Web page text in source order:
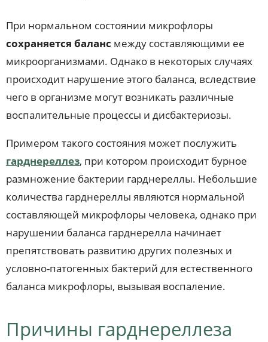
При нормальном состоянии микрофлоры
сохраняется баланс между составляющими ее
микроорганизмами. Однако в некоторых случаях
происходит нарушение этого баланса, вследствие
чего в организме могут возникать различные
воспалительные процессы и дисбактериозы.
Примером такого состояния может послужить
гарднереллез, при котором происходит бурное
размножение бактерии гарднереллы. Небольшие
количества гарднереллы являются нормальной
составляющей микрофлоры человека, однако при
нарушении баланса гарднерелла начинает
препятствовать развитию других полезных и
условно-патогенных бактерий для естественного
баланса микрофлоры, вызывая воспаление.
Причины гарднереллеза